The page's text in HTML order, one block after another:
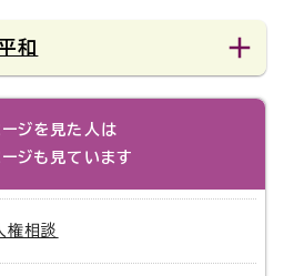
和
ジを見た人は
ジも見ています
権相談